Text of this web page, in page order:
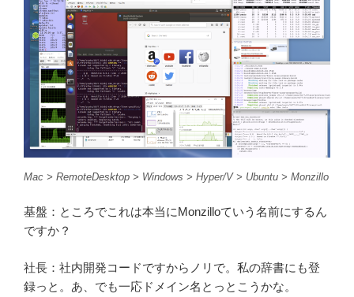
Mac > RemoteDesktop > Windows > Hyper/V > Ubuntu > Monzillo
基盤：ところでこれは本当にMonzilloていう名前にするん
ですか？
社長：社内開発コードですからノリで。私の辞書にも登
録っと。あ、でも一応ドメイン名とっとこうかな。